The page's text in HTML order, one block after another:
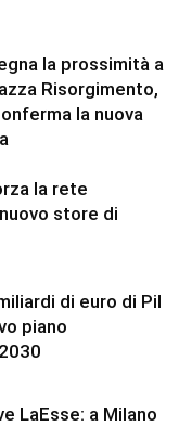
la prossimità a
Risorgimento,
la nuova
la rete
store di
di euro di Pil
piano
LaEsse: a Milano